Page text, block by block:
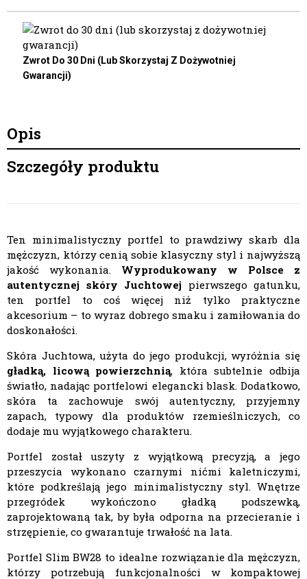
Zwrot Do 30 Dni (lub Skorzystaj Z Dożywotniej
Gwarancji)
Opis
Szczegóły produktu
Ten minimalistyczny portfel to prawdziwy skarb dla
mężczyzn, którzy cenią sobie klasyczny styl i najwyższą
jakość wykonania. Wyprodukowany w Polsce z
autentycznej skóry Juchtowej pierwszego gatunku,
ten portfel to coś więcej niż tylko praktyczne
akcesorium – to wyraz dobrego smaku i zamiłowania do
doskonałości.
Skóra Juchtowa, użyta do jego produkcji, wyróżnia się
gładką, licową powierzchnią, która subtelnie odbija
światło, nadając portfelowi elegancki blask. Dodatkowo,
skóra ta zachowuje swój autentyczny, przyjemny
zapach, typowy dla produktów rzemieślniczych, co
dodaje mu wyjątkowego charakteru.
Portfel został uszyty z wyjątkową precyzją, a jego
przeszycia wykonano czarnymi nićmi kaletniczymi,
które podkreślają jego minimalistyczny styl. Wnętrze
przegródek wykończono gładką podszewką,
zaprojektowaną tak, by była odporna na przecieranie i
strzępienie, co gwarantuje trwałość na lata.
Portfel Slim BW28 to idealne rozwiązanie dla mężczyzn,
którzy potrzebują funkcjonalności w kompaktowej